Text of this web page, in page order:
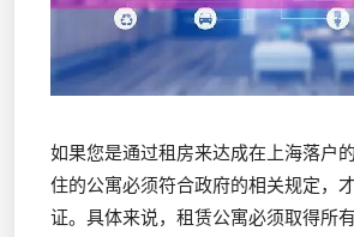
如果您是通过租房来达成在上海落户
住的公寓必须符合政府的相关规定，
证。具体来说，租赁公寓必须取得所